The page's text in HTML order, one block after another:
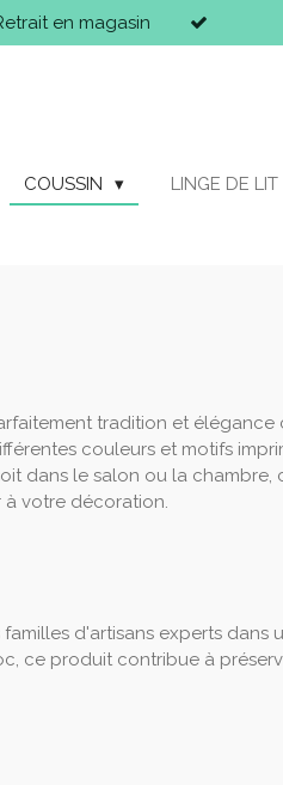
en magasin
COUSSIN LINGE DE LIT
tradition et
couleurs et motifs
dans le salon ou la
à votre décoration.
d'artisans experts
ce produit contribue à